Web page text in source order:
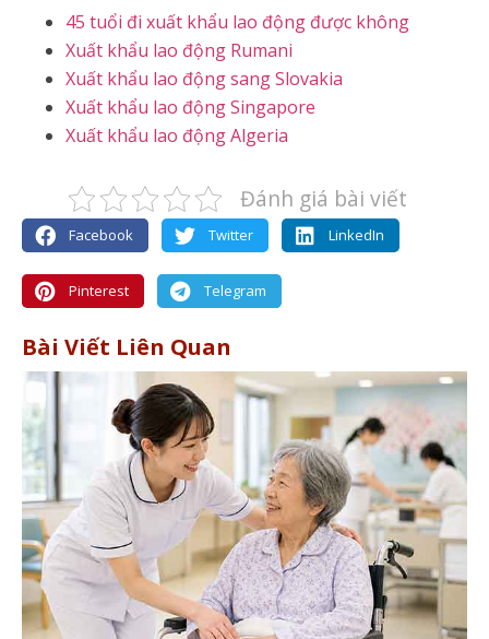
45 tuổi đi xuất khẩu lao động được không
Xuất khẩu lao động Rumani
Xuất khẩu lao động sang Slovakia
Xuất khẩu lao động Singapore
Xuất khẩu lao động Algeria
Đánh giá bài viết
Facebook Twitter LinkedIn
Pinterest Telegram
Bài Viết Liên Quan